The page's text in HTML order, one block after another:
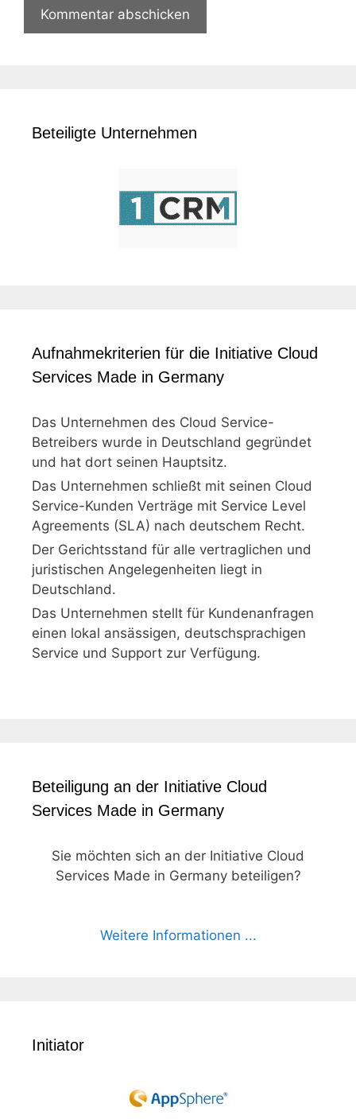
Beteiligte Unternehmen
Aufnahmekriterien für die Initiative Cloud
Services Made in Germany
Das Unternehmen des Cloud Service-
Betreibers wurde in Deutschland gegründet
und hat dort seinen Hauptsitz.
Das Unternehmen schließt mit seinen Cloud
Service-Kunden Verträge mit Service Level
Agreements (SLA) nach deutschem Recht.
Der Gerichtsstand für alle vertraglichen und
juristischen Angelegenheiten liegt in
Deutschland.
Das Unternehmen stellt für Kundenanfragen
einen lokal ansässigen, deutschsprachigen
Service und Support zur Verfügung.
Beteiligung an der Initiative Cloud
Services Made in Germany
Sie möchten sich an der Initiative Cloud
Services Made in Germany beteiligen?
Weitere Informationen ...
Initiator